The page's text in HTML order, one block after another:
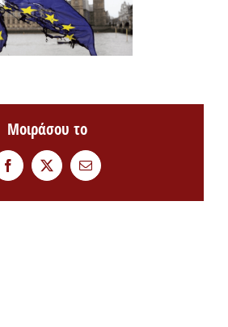
Μοιράσου το
FacebookTwitterEmail